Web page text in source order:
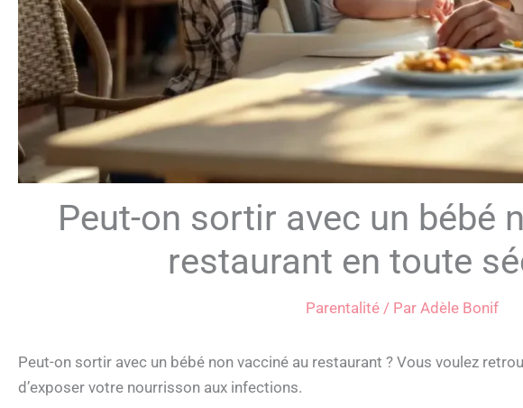
Peut-on sortir avec un bébé
restaurant en toute
Parentalité/ Par Adèle Bonif
Peut-on sortir avec un bébé non vacciné au restaurant ? Vous voulez
d’exposer votre nourrisson aux infections.